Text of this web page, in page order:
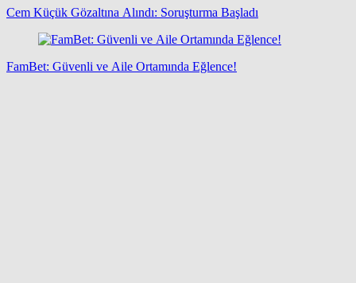
Cem Küçük Gözaltına Alındı: Soruşturma Başladı
FamBet: Güvenli ve Aile Ortamında Eğlence!